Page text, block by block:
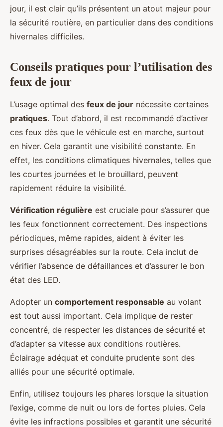
jour, il est clair qu’ils présentent un atout majeur pour
la sécurité routière, en particulier dans des conditions
hivernales difficiles.
Conseils pratiques pour l’utilisation des
feux de jour
L’usage optimal des feux de jour nécessite certaines
pratiques. Tout d’abord, il est recommandé d’activer
ces feux dès que le véhicule est en marche, surtout
en hiver. Cela garantit une visibilité constante. En
effet, les conditions climatiques hivernales, telles que
les courtes journées et le brouillard, peuvent
rapidement réduire la visibilité.
Vérification régulière est cruciale pour s’assurer que
les feux fonctionnent correctement. Des inspections
périodiques, même rapides, aident à éviter les
surprises désagréables sur la route. Cela inclut de
vérifier l’absence de défaillances et d’assurer le bon
état des LED.
Adopter un comportement responsable au volant
est tout aussi important. Cela implique de rester
concentré, de respecter les distances de sécurité et
d’adapter sa vitesse aux conditions routières.
Éclairage adéquat et conduite prudente sont des
alliés pour une sécurité optimale.
Enfin, utilisez toujours les phares lorsque la situation
l’exige, comme de nuit ou lors de fortes pluies. Cela
évite les infractions possibles et garantit une sécurité